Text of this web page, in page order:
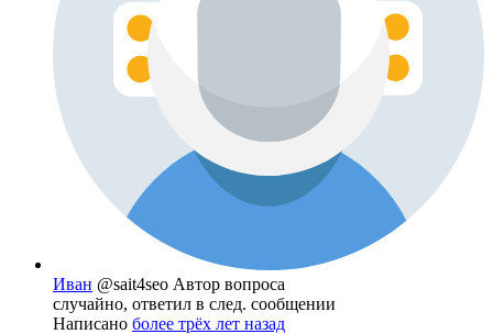
Иван @sait4seo Автор вопроса
случайно, ответил в след. сообщении
Написано более трёх лет назад